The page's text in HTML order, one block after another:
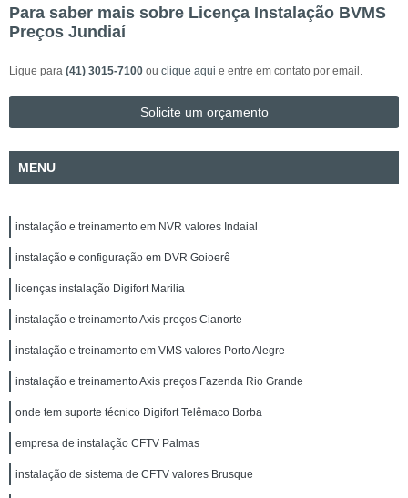
Para saber mais sobre Licença Instalação BVMS
Preços Jundiaí
Ligue para (41) 3015-7100 ou clique aqui e entre em contato por email.
Solicite um orçamento
MENU
instalação e treinamento em NVR valores Indaial
instalação e configuração em DVR Goioerê
licenças instalação Digifort Marilia
instalação e treinamento Axis preços Cianorte
instalação e treinamento em VMS valores Porto Alegre
instalação e treinamento Axis preços Fazenda Rio Grande
onde tem suporte técnico Digifort Telêmaco Borba
empresa de instalação CFTV Palmas
instalação de sistema de CFTV valores Brusque